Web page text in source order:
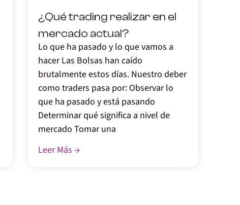
¿Qué trading realizar en el
mercado actual?
Lo que ha pasado y lo que vamos a
hacer Las Bolsas han caído
brutalmente estos días. Nuestro deber
como traders pasa por: Observar lo
que ha pasado y está pasando
Determinar qué significa a nivel de
mercado Tomar una
Leer Más →